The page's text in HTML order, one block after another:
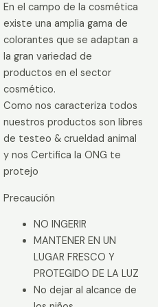
En el campo de la cosmética
existe una amplia gama de
colorantes que se adaptan a
la gran variedad de
productos en el sector
cosmético.
Como nos caracteriza todos
nuestros productos son libres
de testeo & crueldad animal
y nos Certifica la ONG te
protejo
Precaución
NO INGERIR
MANTENER EN UN
LUGAR FRESCO Y
PROTEGIDO DE LA LUZ
No dejar al alcance de